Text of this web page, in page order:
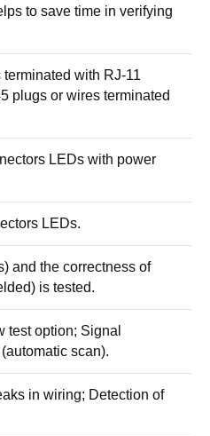
to save time in verifying
with RJ-11
plugs or wires terminated
LEDs with power
LEDs.
and the correctness of
is tested.
test option; Signal
scan).
in wiring; Detection of